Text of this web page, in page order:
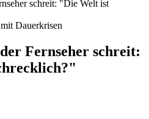
Dauerkrisen
Fernseher schreit: